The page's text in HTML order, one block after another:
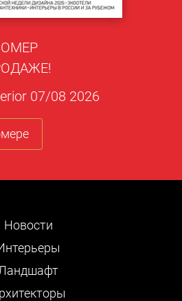
07/08 2026
Новости